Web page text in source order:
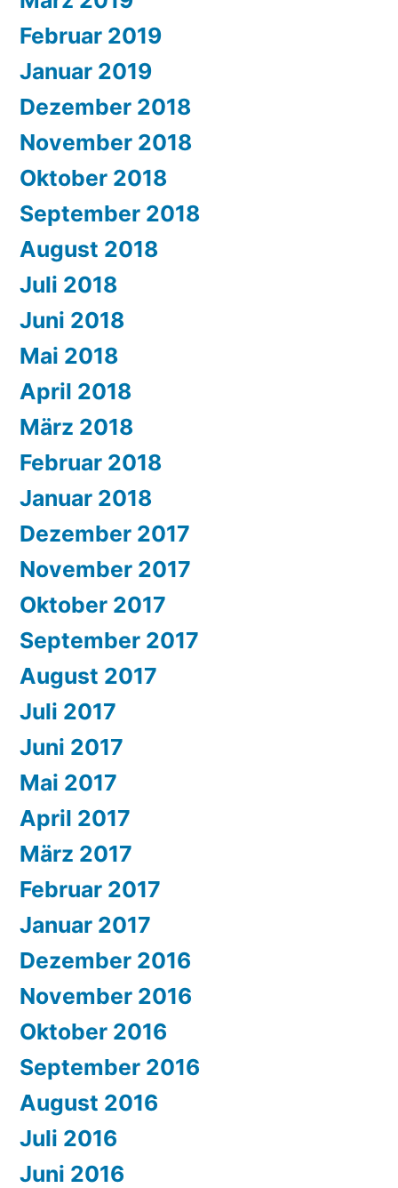
Februar 2019
Januar 2019
Dezember 2018
November 2018
Oktober 2018
September 2018
August 2018
Juli 2018
Juni 2018
Mai 2018
April 2018
März 2018
Februar 2018
Januar 2018
Dezember 2017
November 2017
Oktober 2017
September 2017
August 2017
Juli 2017
Juni 2017
Mai 2017
April 2017
März 2017
Februar 2017
Januar 2017
Dezember 2016
November 2016
Oktober 2016
September 2016
August 2016
Juli 2016
Juni 2016